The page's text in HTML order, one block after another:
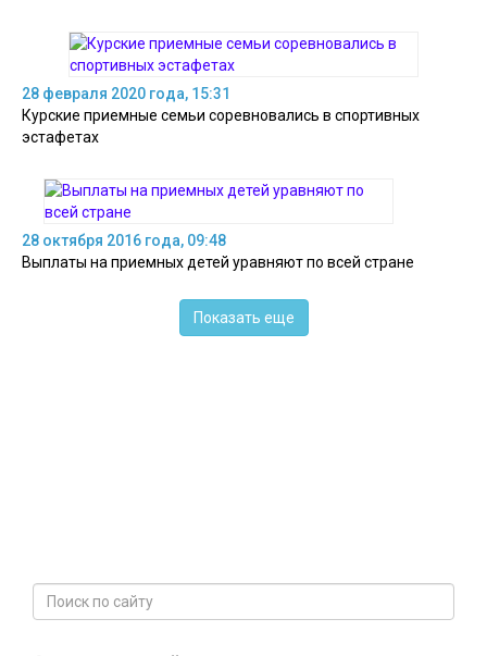
28 февраля 2020 года, 15:31
Курские приемные семьи соревновались в спортивных
эстафетах
28 октября 2016 года, 09:48
Выплаты на приемных детей уравняют по всей стране
Показать еще